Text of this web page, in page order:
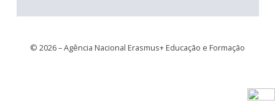
© 2026 – Agência Nacional Erasmus+ Educação e Formação